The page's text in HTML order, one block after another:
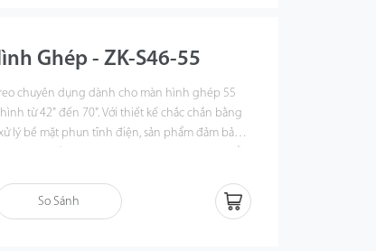
Ghép - ZK-S46-55
chuyên dụng dành cho màn hình ghép 55
từ 42" đến 70". Với thiết kế chắc chắn bằng
lý bề mặt phun tĩnh điện, sản phẩm đảm bảo
lựa chọn lý tưởng cho các dự án màn hình ghép
So Sánh